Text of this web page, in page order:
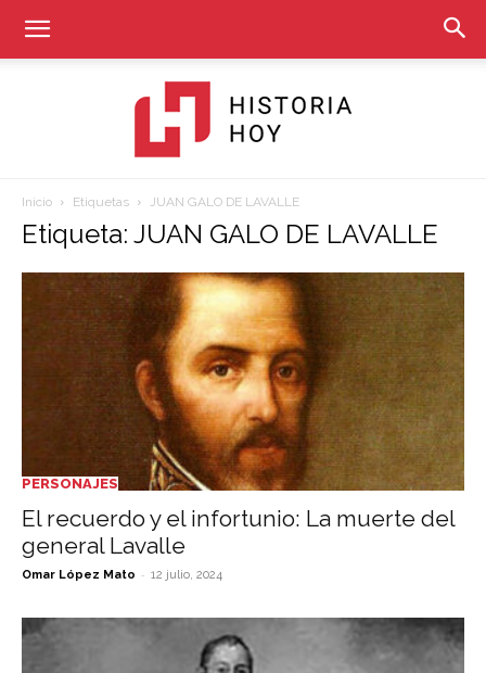
Historia
Hoy
Inicio Etiquetas JUAN GALO DE LAVALLE
Etiqueta: JUAN GALO DE LAVALLE
PERSONAJES
El recuerdo y el infortunio: La muerte del
general Lavalle
Omar López Mato - 12 julio, 2024